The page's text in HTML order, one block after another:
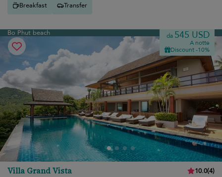
Breakfast Transfer
Bo Phut beach da 545 USD
A notte
Discount -10%
Villa Grand Vista 10.0(4)